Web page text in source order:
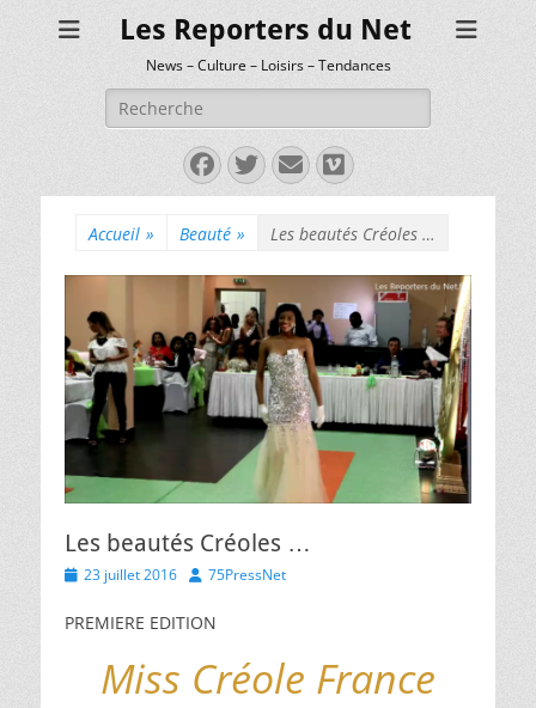
Les Reporters du Net
News – Culture – Loisirs – Tendances
Rechercher :
Facebook
Twitter
E-
mail
Vimeo
Accueil » Beauté » Les beautés Créoles …
Les beautés Créoles …
Posted23 juillet 2016 Author
75PressNet
PREMIERE EDITION
Miss Créole France